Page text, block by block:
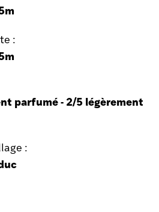
:
parfumé - 2/5 légèrement
: